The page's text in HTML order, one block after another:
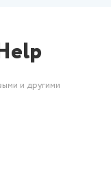
и другими